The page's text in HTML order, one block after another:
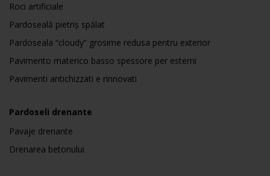
Roci artificiale
Pardoseală pietriș spălat
Pardoseala “cloudy” grosime redusa pentru exterior
Pavimento materico basso spessore per esterni
Pavimenti antichizzati e rinnovati
Pardoseli drenante
Pavaje drenante
Drenarea betonului